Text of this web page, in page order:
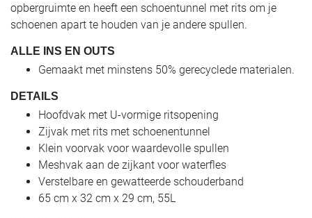
opbergruimte en heeft een schoentunnel met rits om je
schoenen apart te houden van je andere spullen.
ALLE INS EN OUTS
Gemaakt met minstens 50% gerecyclede materialen.
DETAILS
Hoofdvak met U-vormige ritsopening
Zijvak met rits met schoenentunnel
Klein voorvak voor waardevolle spullen
Meshvak aan de zijkant voor waterfles
Verstelbare en gewatteerde schouderband
65 cm x 32 cm x 29 cm, 55L